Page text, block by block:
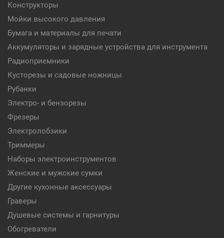
Конструкторы
Мойки высокого давления
Бумага и материалы для печати
Аккумуляторы и зарядные устройства для инструмента
Радиоприемники
Кусторезы и садовые ножницы
Рубанки
Электро- и бензорезы
Фрезеры
Электролобзики
Триммеры
Наборы электроинструментов
Женские и мужские сумки
Другие кухонные аксессуары
Граверы
Душевые системы и гарнитуры
Обогреватели